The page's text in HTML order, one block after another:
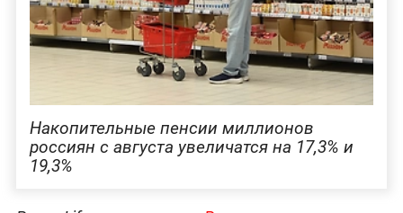
Накопительные пенсии миллионов
россиян с августа увеличатся на 17,3% и
19,3%